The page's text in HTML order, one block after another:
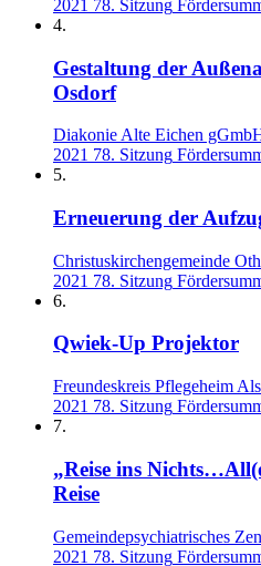
2021 78. Sitzung
4.
Gestaltung der
Osdorf
Diakonie Alte Eichen
2021 78. Sitzung
5.
Erneuerung der
Christuskirchengemeinde
2021 78. Sitzung
6.
Qwiek-Up Projektor
Freundeskreis Pflegeheim
2021 78. Sitzung
7.
„Reise ins
Reise
Gemeindepsychiatrisches
2021 78. Sitzung